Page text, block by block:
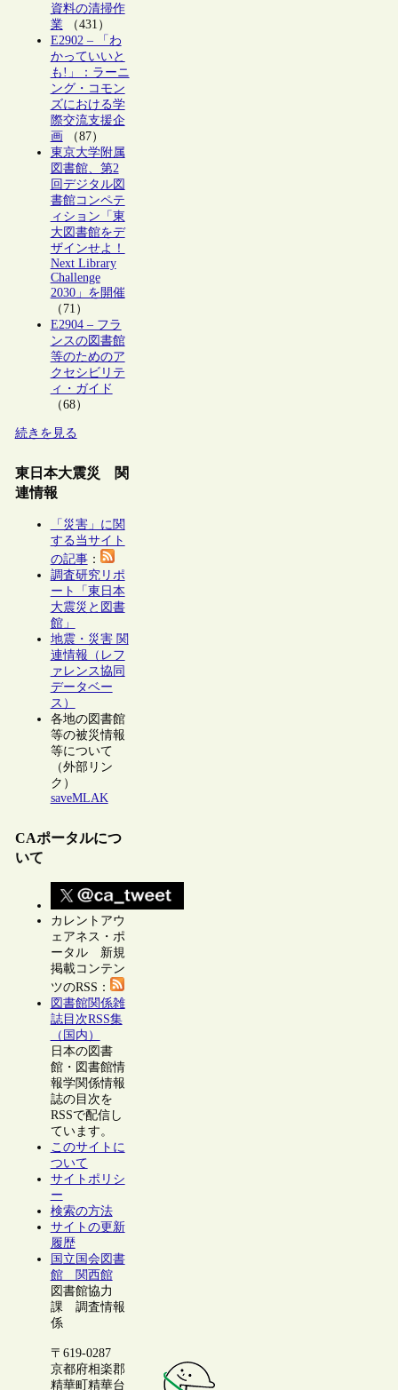
資料の清掃作
業（431）
E2902 – 「わ
かっていいと
も!」：ラーニ
ング・コモン
ズにおける学
際交流支援企
画 （87）
東京大学附属
図書館、第2
回デジタル図
書館コンペテ
ィション「東
大図書館をデ
ザインせよ！
Next Library
Challenge
2030」を開催
（71）
E2904 – フラ
ンスの図書館
等のためのア
クセシビリテ
ィ・ガイド
（68）
続きを見る
東日本大震災 関
連情報
「災害」に関
する当サイト
の記事：
調査研究リポ
ート「東日本
大震災と図書
館」
地震・災害 関
連情報（レフ
ァレンス協同
データベー
ス）
各地の図書館
等の被災情報
等について
（外部リン
ク）
saveMLAK
CAポータルにつ
いて
カレントアウ
ェアネス・ポ
ータル 新規
掲載コンテン
ツのRSS：
図書館関係雑
誌目次RSS集
（国内）
日本の図書
館・図書館情
報学関係情報
誌の目次を
RSSで配信し
ています。
このサイトに
ついて
サイトポリシ
ー
検索の方法
サイトの更新
履歴
国立国会図書
館 関西館
図書館協力
課 調査情報
係
〒619-0287
京都府相楽郡
精華町精華台